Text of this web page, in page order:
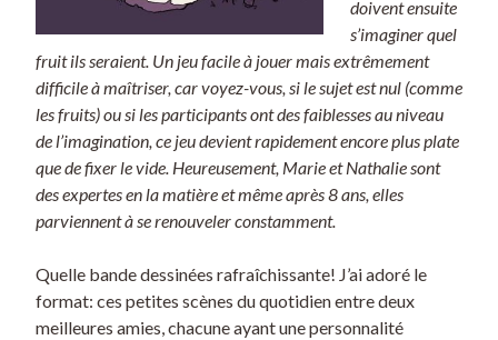
doivent ensuite
s’imaginer quel
fruit ils seraient. Un jeu facile à jouer mais extrêmement
difficile à maîtriser, car voyez-vous, si le sujet est nul (comme
les fruits) ou si les participants ont des faiblesses au niveau
de l’imagination, ce jeu devient rapidement encore plus plate
que de fixer le vide. Heureusement, Marie et Nathalie sont
des expertes en la matière et même après 8 ans, elles
parviennent à se renouveler constamment.
Quelle bande dessinées rafraîchissante! J’ai adoré le
format: ces petites scènes du quotidien entre deux
meilleures amies, chacune ayant une personnalité